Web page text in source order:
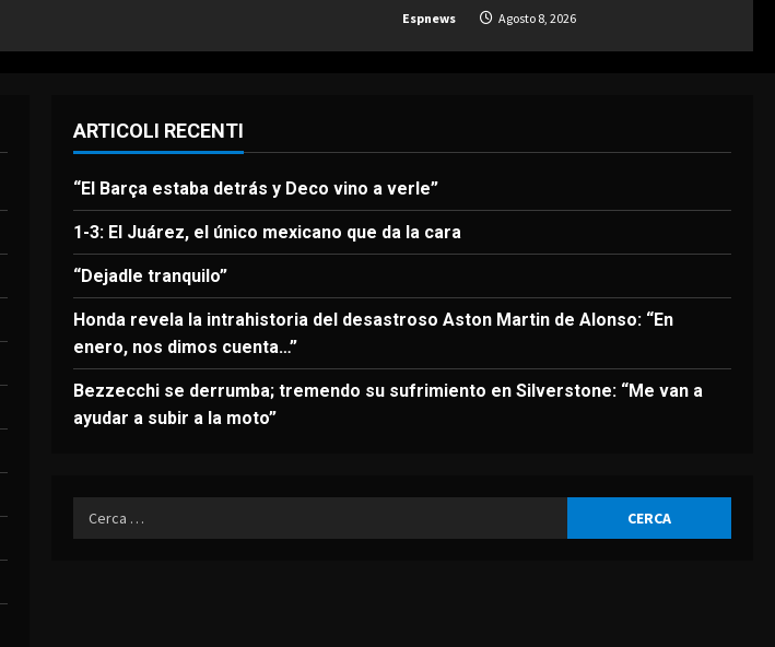
3 Agosto 8, 2026
4
nuevo seleccionador de
Los 7 segundos más virales:
Víctor Muñoz ya enamora en
Espnews Agosto 8, 2026
ARTICOLI RECENTI
“El Barça estaba detrás y Deco vino a verle”
1-3: El Juárez, el único mexicano que da la cara
“Dejadle tranquilo”
Honda revela la intrahistoria del desastroso Aston Martin de Alonso: “En
enero, nos dimos cuenta…”
Bezzecchi se derrumba; tremendo su sufrimiento en Silverstone: “Me van a
ayudar a subir a la moto”
Ricerca
per: